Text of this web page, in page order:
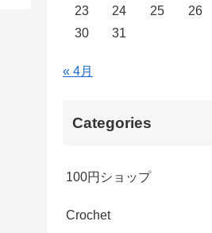
23
24 25 26
30
31
« 4月
Categories
100円ショップ
Crochet